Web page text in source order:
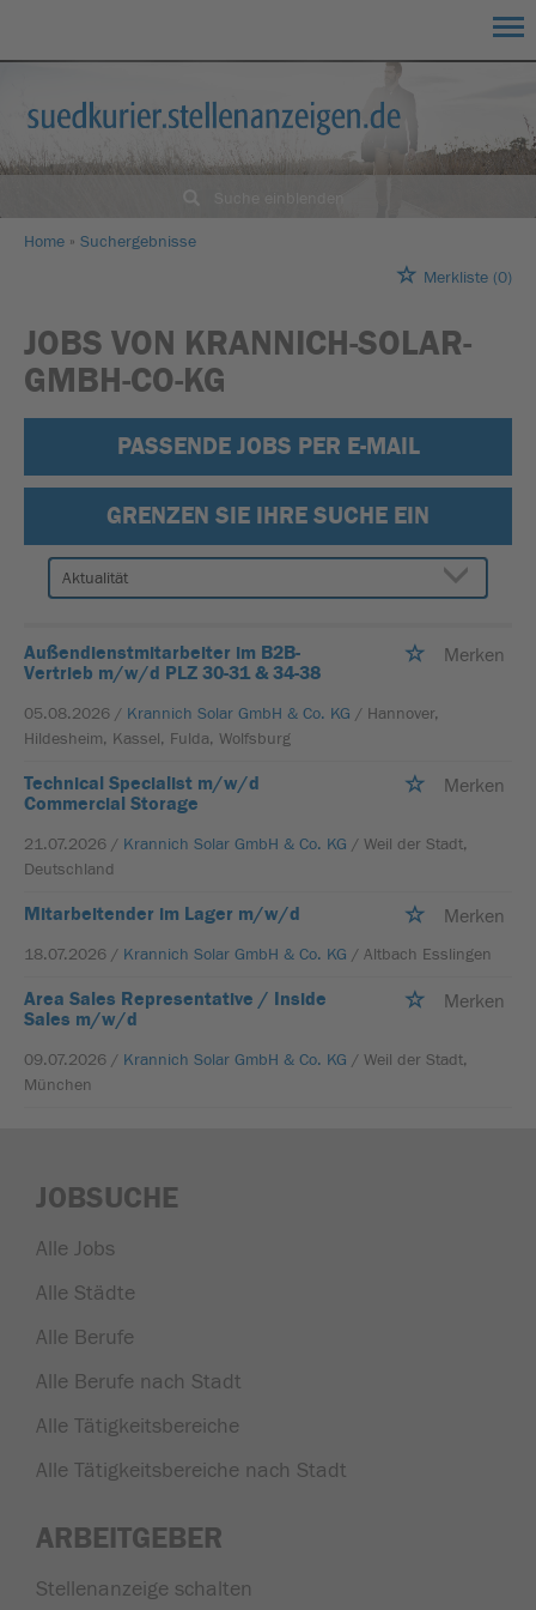
Home
Suchergebnisse
Merkliste (0)
JOBS VON KRANNICH-SOLAR-
GMBH-CO-KG
PASSENDE JOBS PER E-MAIL
GRENZEN SIE IHRE SUCHE EIN
Außendienstmitarbeiter im B2B-
Vertrieb m/w/d PLZ 30-31 & 34-38
Merken
05.08.2026 / Krannich Solar GmbH & Co. KG / Hannover,
Hildesheim, Kassel, Fulda, Wolfsburg
Technical Specialist m/w/d
Commercial Storage
Merken
21.07.2026 / Krannich Solar GmbH & Co. KG / Weil der Stadt,
Deutschland
Mitarbeitender im Lager m/w/d Merken
18.07.2026 / Krannich Solar GmbH & Co. KG / Altbach Esslingen
Area Sales Representative / Inside
Sales m/w/d
Merken
09.07.2026 / Krannich Solar GmbH & Co. KG / Weil der Stadt,
München
JOBSUCHE
Alle Jobs
Alle Städte
Alle Berufe
Alle Berufe nach Stadt
Alle Tätigkeitsbereiche
Alle Tätigkeitsbereiche nach Stadt
ARBEITGEBER
Stellenanzeige schalten